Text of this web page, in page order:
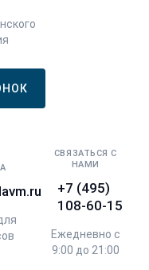
СВЯЗАТЬСЯ С
НАМИ
+7 (495)
108-60-15
Ежедневно с
9:00 до 21:00